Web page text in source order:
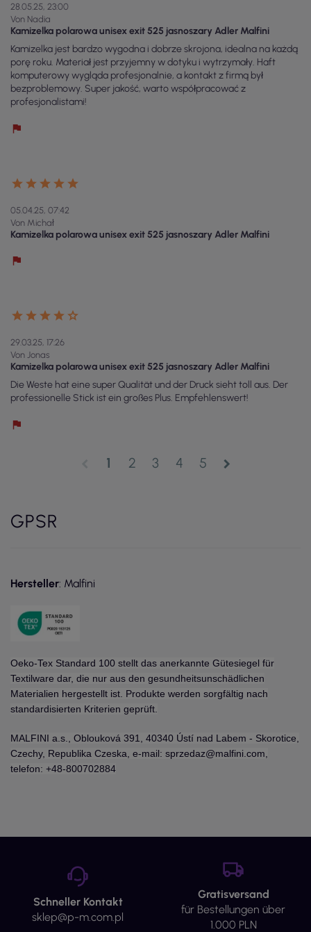
28.05.25, 23:00
Von Nadia
Kamizelka polarowa unisex exit 525 jasnoszary Adler Malfini
Kamizelka jest bardzo wygodna i dobrze skrojona, idealna na każdą
porę roku. Materiał jest przyjemny w dotyku i wytrzymały. Haft
komputerowy wygląda profesjonalnie, a kontakt z firmą był
bezproblemowy. Super jakość, warto współpracować z
profesjonalistami!
05.04.25, 07:42
Von Michał
Kamizelka polarowa unisex exit 525 jasnoszary Adler Malfini
29.03.25, 17:26
Von Jonas
Kamizelka polarowa unisex exit 525 jasnoszary Adler Malfini
Die Weste hat eine super Qualität und der Druck sieht toll aus. Der
professionelle Stick ist ein großes Plus. Empfehlenswert!
1 2 3 4 5 chevron_right
GPSR
Hersteller: Malfini
Oeko-Tex Standard 100 stellt das anerkannte Gütesiegel für
Textilware dar, die nur aus den gesundheitsunschädlichen
Materialien hergestellt ist. Produkte werden sorgfältig nach
standardisierten Kriterien geprüft.
MALFINI a.s., Oblouková 391, 40340 Ústí nad Labem - Skorotice,
Czechy, Republika Czeska, e-mail: sprzedaz@malfini.com,
telefon: +48-800702884
Schneller Kontakt
sklep@p-m.com.pl
Gratisversand
für Bestellungen über
1.000 PLN